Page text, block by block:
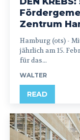
Zentrum
Hamburg (ots) - Mit dem Weltkinderkrebstag, der
jährlich am 15.
für das...
WALTER
READ